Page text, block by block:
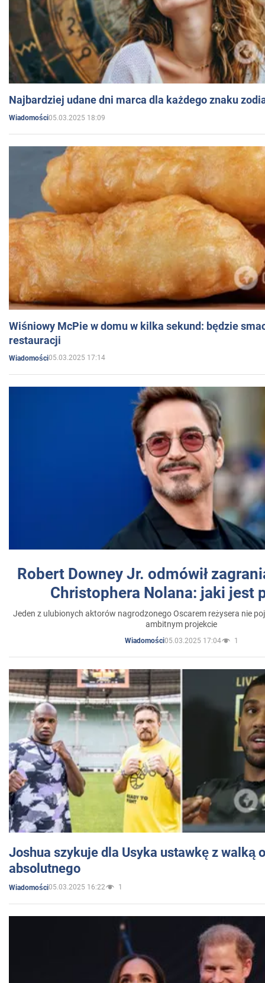
Najbardziej udane dni marca dla każdego znaku
Wiadomości05.03.2025 18:09
Wiśniowy McPie w domu w kilka sekund: będzie
restauracji
Wiadomości05.03.2025 17:14
Robert Downey Jr. odmówił
Christophera Nolana: jaki jest
Jeden z ulubionych aktorów nagrodzonego Oscarem reżysera nie
ambitnym projekcie
Wiadomości05.03.2025 17:04 1
Joshua szykuje dla Usyka ustawkę z walką
absolutnego
Wiadomości05.03.2025 16:22 1